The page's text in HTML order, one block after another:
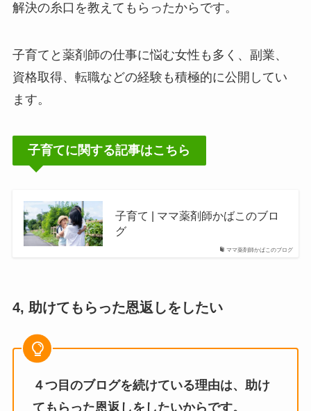
解決の糸口を教えてもらったからです。
子育てと薬剤師の仕事に悩む女性も多く、副業、
資格取得、転職などの経験も積極的に公開してい
ます。
子育てに関する記事はこちら
ママ薬剤師かばこのブログ
子育て | ママ薬剤師かばこのブロ
グ
4, 助けてもらった恩返しをしたい
４つ目のブログを続けている理由は、助け
てもらった恩返しをしたいからです。